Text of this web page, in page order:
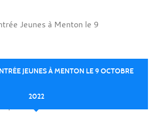
Jeunes à Menton le 9
JEUNES À MENTON LE 9 OCTOBRE
2022